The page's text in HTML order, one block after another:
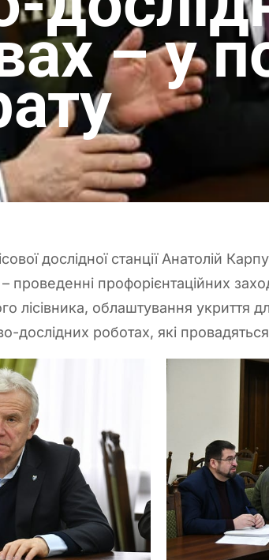
– у
дослідної станції Анатолій
проведенні профорієнтаційних
лісівника, облаштування укриття
дослідних роботах, які провадяться